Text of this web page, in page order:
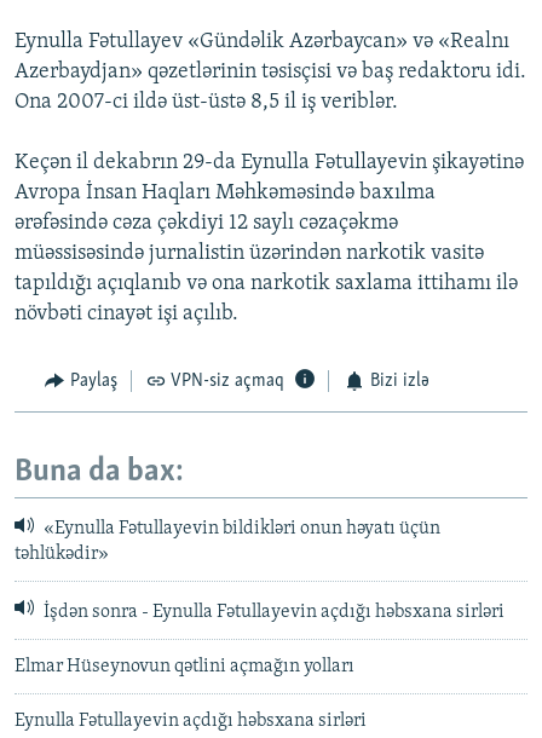
Eynulla Fətullayev «Gündəlik Azərbaycan» və «Realnı
Azerbaydjan» qəzetlərinin təsisçisi və baş redaktoru idi.
Ona 2007-ci ildə üst-üstə 8,5 il iş veriblər.
Keçən il dekabrın 29-da Eynulla Fətullayevin şikayətinə
Avropa İnsan Haqları Məhkəməsində baxılma
ərəfəsində cəza çəkdiyi 12 saylı cəzaçəkmə
müəssisəsində jurnalistin üzərindən narkotik vasitə
tapıldığı açıqlanıb və ona narkotik saxlama ittihamı ilə
növbəti cinayət işi açılıb.
Paylaş VPN-siz açmaq Bizi izlə
Buna da bax:
«Eynulla Fətullayevin bildikləri onun həyatı üçün
təhlükədir»
İşdən sonra - Eynulla Fətullayevin açdığı həbsxana sirləri
Elmar Hüseynovun qətlini açmağın yolları
Eynulla Fətullayevin açdığı həbsxana sirləri